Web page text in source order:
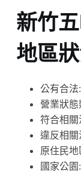
新竹
地區
公有合法:
營業狀
符合相
違反相
原住民地
國家公園: